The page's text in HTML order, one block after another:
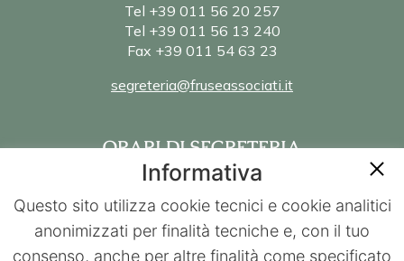
Tel +39 011 56 20 257
Tel +39 011 56 13 240
Fax +39 011 54 63 23
segreteria@fruseassociati.it
ORARI DI SEGRETERIA
Lun – Ven 8:45 – 19:30
Informativa
Questo sito utilizza cookie tecnici e cookie analitici
anonimizzati per finalità tecniche e, con il tuo
consenso, anche per altre finalità come specificato